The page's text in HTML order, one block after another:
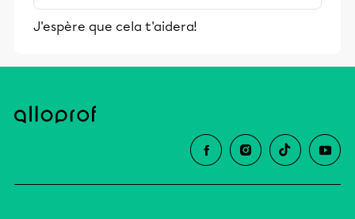
stimulants, Alloprof engage les élèves
et leurs parents dans la réussite
J'espère que cela t'aidera!